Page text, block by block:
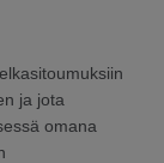
ja jota
omana